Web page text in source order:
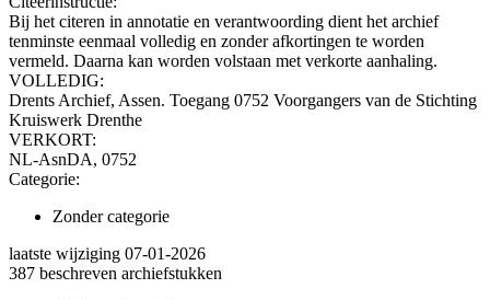
Bij het citeren in annotatie en verantwoording dient het archief
tenminste eenmaal volledig en zonder afkortingen te worden
vermeld. Daarna kan worden volstaan met verkorte aanhaling.
VOLLEDIG:
Drents Archief, Assen. Toegang 0752 Voorgangers van de Stichting
Kruiswerk Drenthe
VERKORT:
NL-AsnDA, 0752
Categorie:
Zonder categorie
laatste wijziging 07-01-2026
387 beschreven archiefstukken